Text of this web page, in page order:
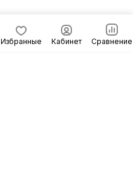
Избранные Кабинет Сравнение